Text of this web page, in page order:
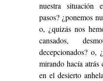
nuestra situación
pasos? ¿ponemos
o, ¿quizás nos
cansados,
decepcionados? o,
mirando hacía
en el desierto